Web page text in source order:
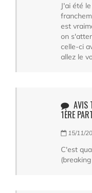
J'ai été
est
on
celle-ci
allez le
AVIS
1ÈRE
15/11/
C'est